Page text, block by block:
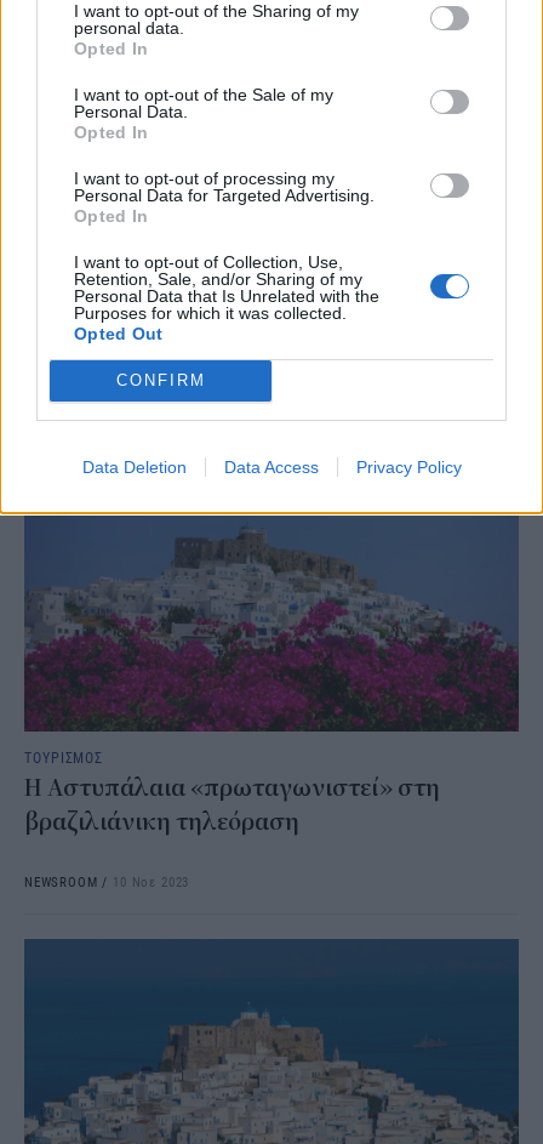
I want to opt-out of the Sharing of my
personal data.
Opted In
I want to opt-out of the Sale of my
Personal Data.
Opted In
I want to opt-out of processing my
Personal Data for Targeted Advertising.
Opted In
I want to opt-out of Collection, Use,
Retention, Sale, and/or Sharing of my
Personal Data that Is Unrelated with the
Purposes for which it was collected.
Opted Out
CONFIRM
Data Deletion Data Access Privacy Policy
ΔΙΕΘΝΗ
ΕΟΤ: Προβολή Αργιθέας και Αστυπάλαιας
στη Γερμανία
NEWSROOM
ΤΟΥΡΙΣΜΟΣ
Η Αστυπάλαια «πρωταγωνιστεί» στη
βραζιλιάνικη τηλεόραση
NEWSROOM / 10 Νοε 2023